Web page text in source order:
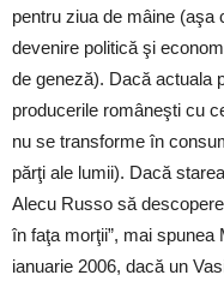
pentru ziua de mâine (aşa
devenire politică şi
de geneză). Dacă actuala
producerile româneşti cu
nu se transforme în
părţi ale lumii). Dacă
Alecu Russo să
în faţa morţii”, mai
ianuarie 2006, dacă un